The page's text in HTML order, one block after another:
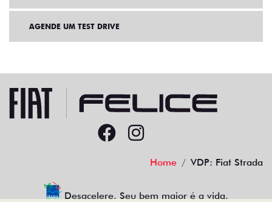
AGENDE UM TEST DRIVE
Home VDP: Fiat Strada
Desacelere. Seu bem maior é a vida.